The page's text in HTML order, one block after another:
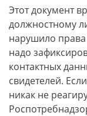
Этот документ
должностному
нарушило права
надо
контактных
свидетелей.
никак не